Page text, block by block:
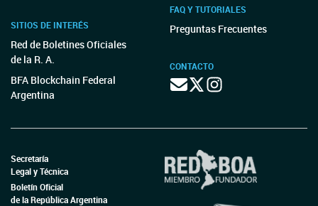
SITIOS DE INTERÉS
Red de Boletines Oficiales
de la R. A.
BFA Blockchain Federal
Argentina
FAQ Y TUTORIALES
Preguntas Frecuentes
CONTACTO
Secretaría
Legal y Técnica
Boletín Oficial
de la República Argentina